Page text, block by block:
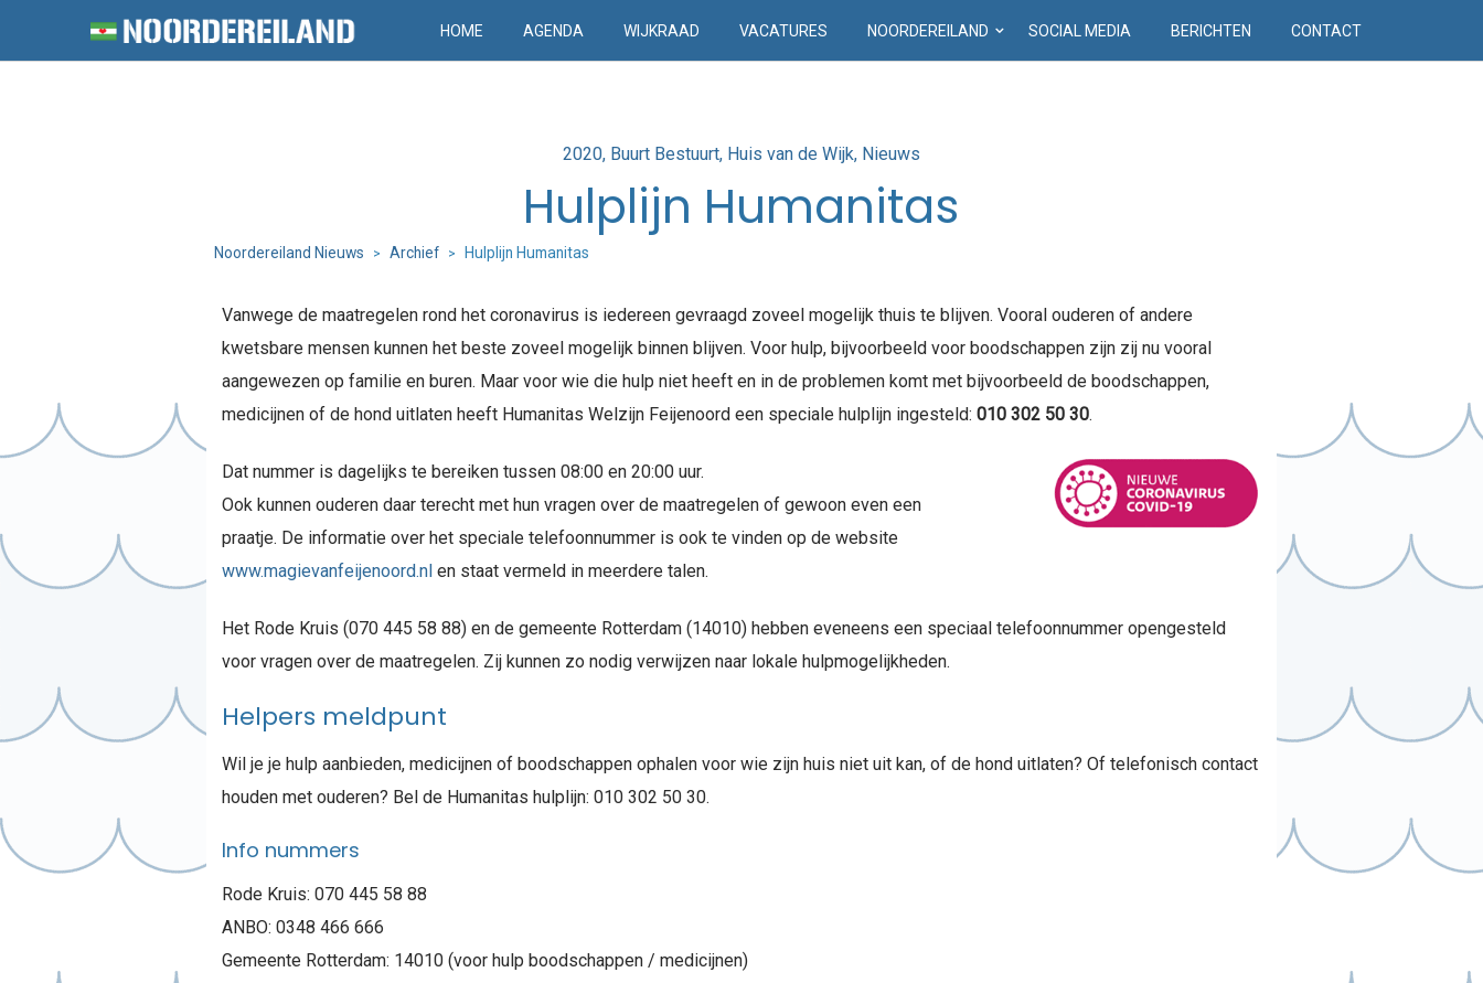
HOME AGENDA WIJKRAAD VACATURES NOORDEREILAND SOCIAL MEDIA BERICHTEN CONTACT
Posted
2020 Buurt Bestuurt Huis van de Wijk Nieuws
Hulplijn Humanitas
Noordereiland Nieuws > Archief > Hulplijn Humanitas
Vanwege de maatregelen rond het coronavirus is iedereen gevraagd zoveel mogelijk thuis te blijven. Vooral ouderen of andere
kwetsbare mensen kunnen het beste zoveel mogelijk binnen blijven. Voor hulp, bijvoorbeeld voor boodschappen zijn zij nu vooral
aangewezen op familie en buren. Maar voor wie die hulp niet heeft en in de problemen komt met bijvoorbeeld de boodschappen,
medicijnen of de hond uitlaten heeft Humanitas Welzijn Feijenoord een speciale hulplijn ingesteld: 010 302 50 30.
Dat nummer is dagelijks te bereiken tussen 08:00 en 20:00 uur.
Ook kunnen ouderen daar terecht met hun vragen over de maatregelen of gewoon even een
praatje. De informatie over het speciale telefoonnummer is ook te vinden op de website
www.magievanfeijenoord.nlen staat vermeld in meerdere talen.
Het Rode Kruis (070 445 58 88) en de gemeente Rotterdam (14010) hebben eveneens een speciaal telefoonnummer opengesteld
voor vragen over de maatregelen. Zij kunnen zo nodig verwijzen naar lokale hulpmogelijkheden.
Helpers meldpunt
Wil je je hulp aanbieden, medicijnen of boodschappen ophalen voor wie zijn huis niet uit kan, of de hond uitlaten? Of telefonisch contact
houden met ouderen? Bel de Humanitas hulplijn: 010 302 50 30.
Info nummers
Rode Kruis: 070 445 58 88
ANBO: 0348 466 666
Gemeente Rotterdam: 14010 (voor hulp boodschappen / medicijnen)